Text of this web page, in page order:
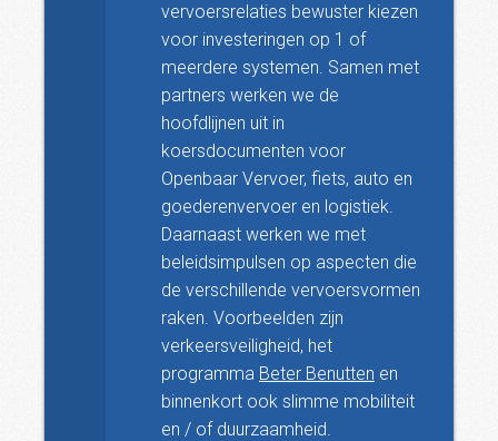
vervoersrelaties bewuster kiezen
voor investeringen op 1 of
meerdere systemen. Samen met
partners werken we de
hoofdlijnen uit in
koersdocumenten voor
Openbaar Vervoer, fiets, auto en
goederenvervoer en logistiek.
Daarnaast werken we met
beleidsimpulsen op aspecten die
de verschillende vervoersvormen
raken. Voorbeelden zijn
verkeersveiligheid, het
programma Beter Benutten en
binnenkort ook slimme mobiliteit
en / of duurzaamheid.